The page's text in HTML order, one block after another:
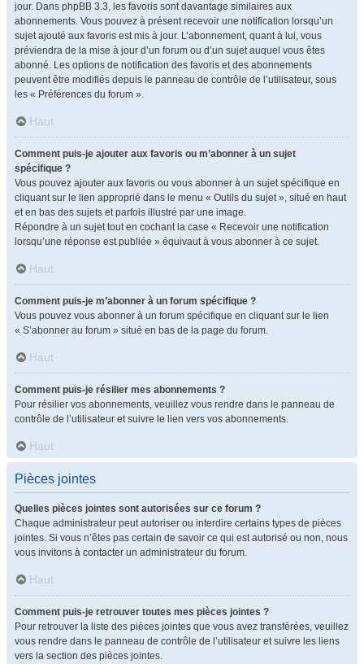
jour. Dans phpBB 3.3, les favoris sont davantage similaires aux
abonnements. Vous pouvez à présent recevoir une notification lorsqu’un
sujet ajouté aux favoris est mis à jour. L’abonnement, quant à lui, vous
préviendra de la mise à jour d’un forum ou d’un sujet auquel vous êtes
abonné. Les options de notification des favoris et des abonnements
peuvent être modifiés depuis le panneau de contrôle de l’utilisateur, sous
les « Préférences du forum ».
Haut
Comment puis-je ajouter aux favoris ou m’abonner à un sujet
spécifique ?
Vous pouvez ajouter aux favoris ou vous abonner à un sujet spécifique en
cliquant sur le lien approprié dans le menu « Outils du sujet », situé en haut
et en bas des sujets et parfois illustré par une image.
Répondre à un sujet tout en cochant la case « Recevoir une notification
lorsqu’une réponse est publiée » équivaut à vous abonner à ce sujet.
Haut
Comment puis-je m’abonner à un forum spécifique ?
Vous pouvez vous abonner à un forum spécifique en cliquant sur le lien
« S’abonner au forum » situé en bas de la page du forum.
Haut
Comment puis-je résilier mes abonnements ?
Pour résilier vos abonnements, veuillez vous rendre dans le panneau de
contrôle de l’utilisateur et suivre le lien vers vos abonnements.
Haut
Pièces jointes
Quelles pièces jointes sont autorisées sur ce forum ?
Chaque administrateur peut autoriser ou interdire certains types de pièces
jointes. Si vous n’êtes pas certain de savoir ce qui est autorisé ou non, nous
vous invitons à contacter un administrateur du forum.
Haut
Comment puis-je retrouver toutes mes pièces jointes ?
Pour retrouver la liste des pièces jointes que vous avez transférées, veuillez
vous rendre dans le panneau de contrôle de l’utilisateur et suivre les liens
vers la section des pièces jointes.